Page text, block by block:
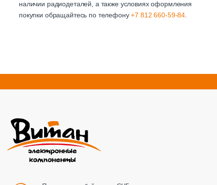
наличии радиодеталей, а также условиях оформления
покупки обращайтесь по телефону+7 812 660-59-84.